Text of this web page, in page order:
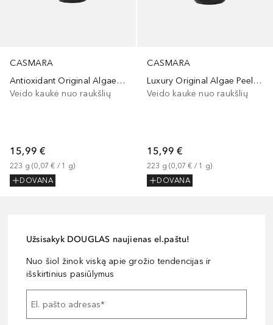
CASMARA
Antioxidant Original Algae Peel-Off Mask
Veido kaukė nuo raukšlių
15,99 €
223 g (0,07 € / 1 g)
DOVANA
CASMARA
Luxury Original Algae Peel-Off Mask
Veido kaukė nuo raukšlių
15,99 €
223 g (0,07 € / 1 g)
DOVANA
Užsisakyk DOUGLAS naujienas el.paštu!
Nuo šiol žinok viską apie grožio tendencijas ir
išskirtinius pasiūlymus
El. pašto adresas*